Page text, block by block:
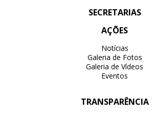
SECRETARIAS
AÇÕES
Notícias
Galeria de Fotos
Galeria de Vídeos
Eventos
TRANSPARÊNCIA